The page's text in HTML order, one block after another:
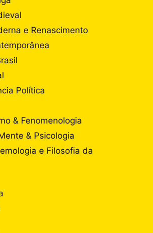
e Renascimento
Política
& Fenomenologia
& Psicologia
e Filosofia da